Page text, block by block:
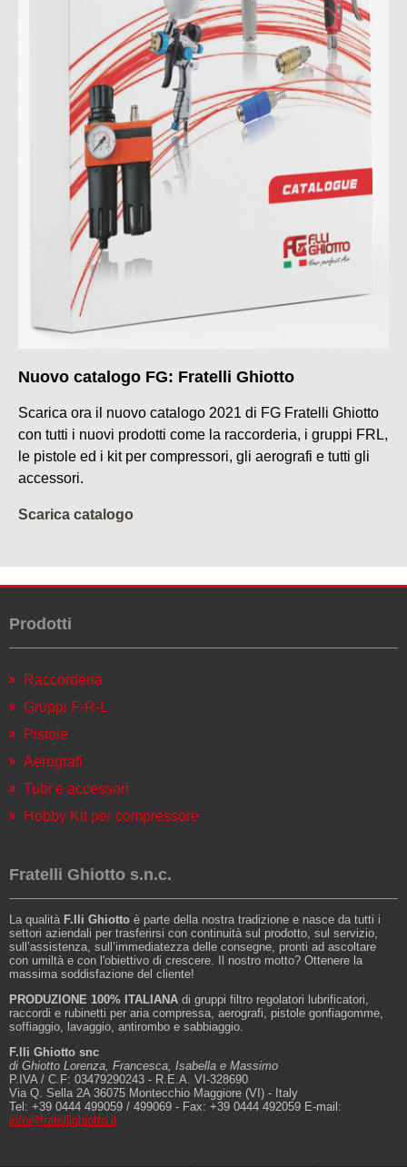
Nuovo catalogo FG: Fratelli Ghiotto
Scarica ora il nuovo catalogo 2021 di FG Fratelli Ghiotto
con tutti i nuovi prodotti come la raccorderia, i gruppi FRL,
le pistole ed i kit per compressori, gli aerografi e tutti gli
accessori.
Scarica catalogo
Prodotti
Raccorderia
Gruppi F-R-L
Pistole
Aerografi
Tubi e accessori
Hobby Kit per compressore
Fratelli Ghiotto s.n.c.
La qualità F.lli Ghiotto è parte della nostra tradizione e nasce da tutti i
settori aziendali per trasferirsi con continuità sul prodotto, sul servizio,
sull’assistenza, sull’immediatezza delle consegne, pronti ad ascoltare
con umiltà e con l'obiettivo di crescere. Il nostro motto? Ottenere la
massima soddisfazione del cliente!
PRODUZIONE 100% ITALIANA di gruppi filtro regolatori lubrificatori,
raccordi e rubinetti per aria compressa, aerografi, pistole gonfiagomme,
soffiaggio, lavaggio, antirombo e sabbiaggio.
F.lli Ghiotto snc
di Ghiotto Lorenza, Francesca, Isabella e Massimo
P.IVA / C.F: 03479290243 - R.E.A. VI-328690
Via Q. Sella 2A 36075 Montecchio Maggiore (VI) - Italy
Tel: +39 0444 499059 / 499069 - Fax: +39 0444 492059 E-mail:
info@fratellighiotto.it